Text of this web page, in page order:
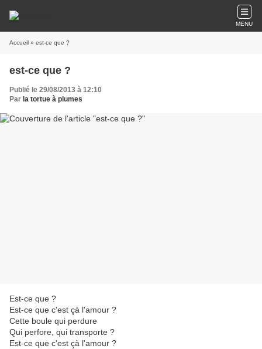
MENU
Accueil » est-ce que ?
est-ce que ?
Publié le 29/08/2013 à 12:10
Par la tortue à plumes
Est-ce que ?
Est-ce que c'est çà l'amour ?
Cette boule qui perdure
Qui perfore, qui transporte ?
Est-ce que c'est çà l'amour ?